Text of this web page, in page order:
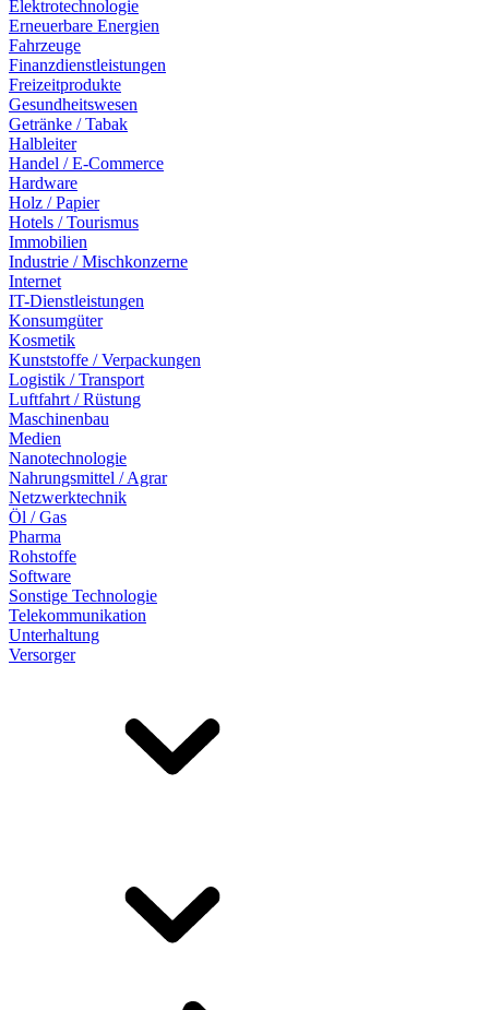
Elektrotechnologie
Erneuerbare Energien
Fahrzeuge
Finanzdienstleistungen
Freizeitprodukte
Gesundheitswesen
Getränke / Tabak
Halbleiter
Handel / E-Commerce
Hardware
Holz / Papier
Hotels / Tourismus
Immobilien
Industrie / Mischkonzerne
Internet
IT-Dienstleistungen
Konsumgüter
Kosmetik
Kunststoffe / Verpackungen
Logistik / Transport
Luftfahrt / Rüstung
Maschinenbau
Medien
Nanotechnologie
Nahrungsmittel / Agrar
Netzwerktechnik
Öl / Gas
Pharma
Rohstoffe
Software
Sonstige Technologie
Telekommunikation
Unterhaltung
Versorger